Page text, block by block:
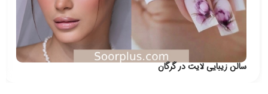
سالن زیبایی لایت در گرگان